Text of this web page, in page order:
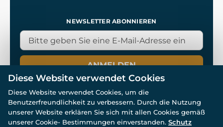
NEWSLETTER ABONNIEREN
ANMELDEN
© Alle Rechte vorbehalten. www.wulflund.de 2007-2026.
Diese Website verwendet Cookies
Diese Website verwendet Cookies, um die
Benutzerfreundlichkeit zu verbessern. Durch die Nutzung
unserer Website erklären Sie sich mit allen Cookies gemäß
unserer Cookie- Bestimmungen einverstanden. Schutz